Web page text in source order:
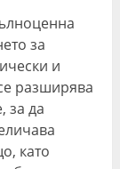
за
и
разширява
за да
като